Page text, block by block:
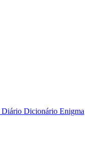
Diário Dicionário Enigma